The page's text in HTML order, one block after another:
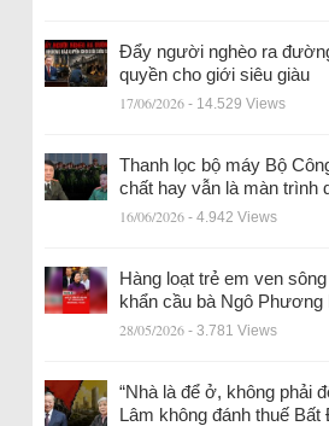
Đẩy người nghèo ra
quyền cho giới siêu giàu
17/06/2026 - 14.529 Views
Thanh lọc bộ máy Bộ
chất hay vẫn là màn trình
16/06/2026 - 4.942 Views
Hàng loạt trẻ em ven
khẩn cầu bà Ngô Phương
28/05/2026 - 3.781 Views
“Nhà là để ở, không phải
Lâm không đánh thuế